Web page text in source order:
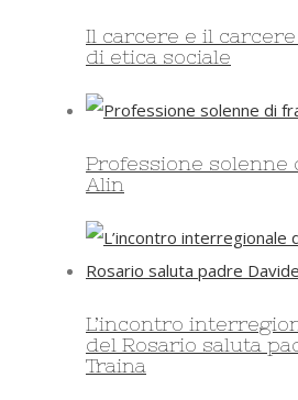
Il carcere e il
di etica sociale
Professione solenne
Alin
L’incontro
del Rosario saluta
Traina